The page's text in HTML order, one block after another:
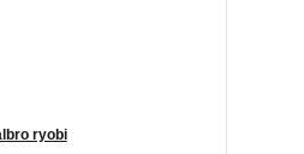
ryobi